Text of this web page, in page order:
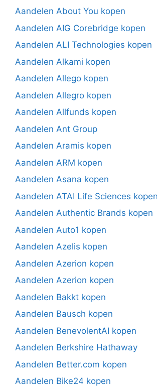
Aandelen About You kopen
Aandelen AIG Corebridge kopen
Aandelen ALI Technologies kopen
Aandelen Alkami kopen
Aandelen Allego kopen
Aandelen Allegro kopen
Aandelen Allfunds kopen
Aandelen Ant Group
Aandelen Aramis kopen
Aandelen ARM kopen
Aandelen Asana kopen
Aandelen ATAI Life Sciences kopen
Aandelen Authentic Brands kopen
Aandelen Auto1 kopen
Aandelen Azelis kopen
Aandelen Azerion kopen
Aandelen Azerion kopen
Aandelen Bakkt kopen
Aandelen Bausch kopen
Aandelen BenevolentAI kopen
Aandelen Berkshire Hathaway
Aandelen Better.com kopen
Aandelen Bike24 kopen